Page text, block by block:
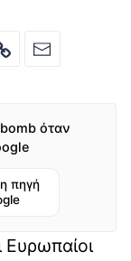
όταν
πηγή
Ευρωπαίοι